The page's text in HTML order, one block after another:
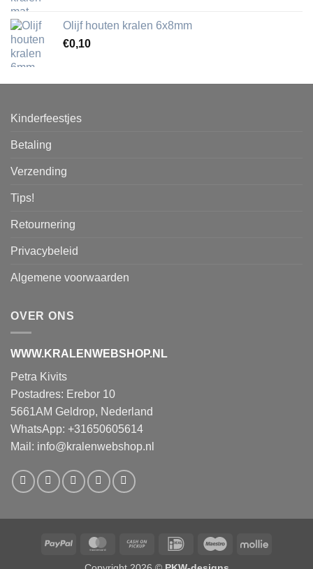
Olijf houten kralen 6x8mm
€0,10
Kinderfeestjes
Betaling
Verzending
Tips!
Retournering
Privacybeleid
Algemene voorwaarden
OVER ONS
WWW.KRALENWEBSHOP.NL
Petra Kivits
Postadres: Erebor 10
5661AM Geldrop, Nederland
WhatsApp: +31650605614
Mail: info@kralenwebshop.nl
PayPal MasterCardCash
IDeal Maestro Mollie